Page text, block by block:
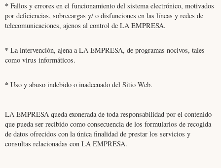
* Fallos y errores en el funcionamiento del sistema electrónico, motivados
por deficiencias, sobrecargas y/ o disfunciones en las líneas y redes de
telecomunicaciones, ajenos al control de LA EMPRESA.
* La intervención, ajena a LA EMPRESA, de programas nocivos, tales
como virus informáticos.
* Uso y abuso indebido o inadecuado del Sitio Web.
LA EMPRESA queda exonerada de toda responsabilidad por el contenido
que pueda ser recibido como consecuencia de los formularios de recogida
de datos ofrecidos con la única finalidad de prestar los servicios y
consultas relacionadas con LA EMPRESA.